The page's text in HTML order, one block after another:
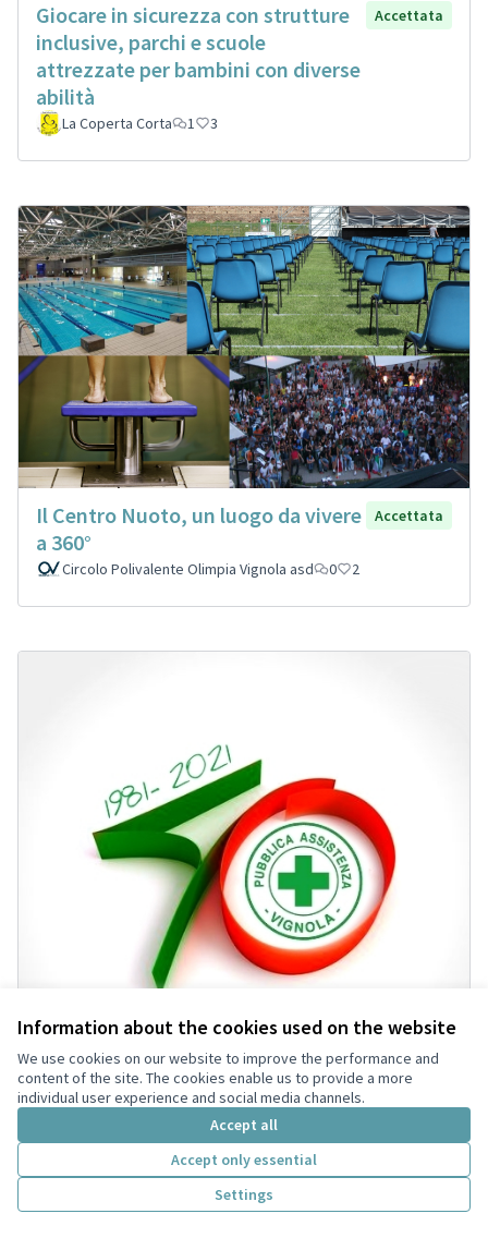
Information about the cookies used on the website
We use cookies on our website to improve the performance and
content of the site. The cookies enable us to provide a more
individual user experience and social media channels.
Accept all
Accept only essential
Settings
Giocare in sicurezza con strutture
inclusive, parchi e scuole
attrezzate per bambini con diverse
abilità
Accettata
La Coperta Corta 1 3
Il Centro Nuoto, un luogo da vivere
a 360°
Accettata
Circolo Polivalente Olimpia Vignola asd 0 2
Proggetto "TrasportiAMO - con
cura, sempre al vostro fianco"
PUBBLICA ASSISTENZA VIGNOLA 0 1